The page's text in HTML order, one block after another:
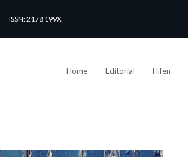
ISSN: 2178 199X
Home Editorial Hífen